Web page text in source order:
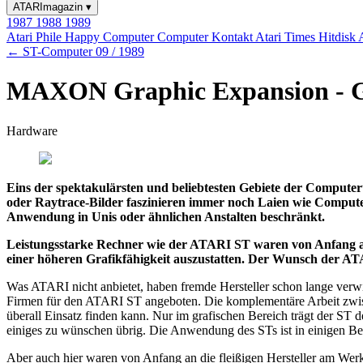
ATARImagazin ▾
1987 1988 1989
Atari Phile Happy ComputerComputer Kontakt Atari Times Hitdisk
← ST-Computer 09 / 1989
MAXON Graphic Expansion -
Hardware
Eins der spektakulärsten und beliebtesten Gebiete der
oder Raytrace-Bilder faszinieren immer noch Laien wie
Anwendung in Unis oder ähnlichen Anstalten beschränkt.
Leistungsstarke Rechner wie der ATARI ST waren von Anfang
einer höheren Grafikfähigkeit auszustatten. Der Wunsch der
Was ATARI nicht anbietet, haben fremde Hersteller schon lange
Firmen für den ATARI ST angeboten. Die komplementäre Arbeit
überall Einsatz finden kann. Nur im grafischen Bereich trägt der ST
einiges zu wünschen übrig. Die Anwendung des STs ist in einigen
Aber auch hier waren von Anfang an die fleißigen Hersteller am